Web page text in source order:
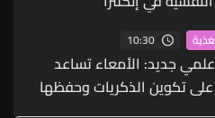
10:30
جديد: الأمعاء تساعد
على تكوين الذكريات وحفظها